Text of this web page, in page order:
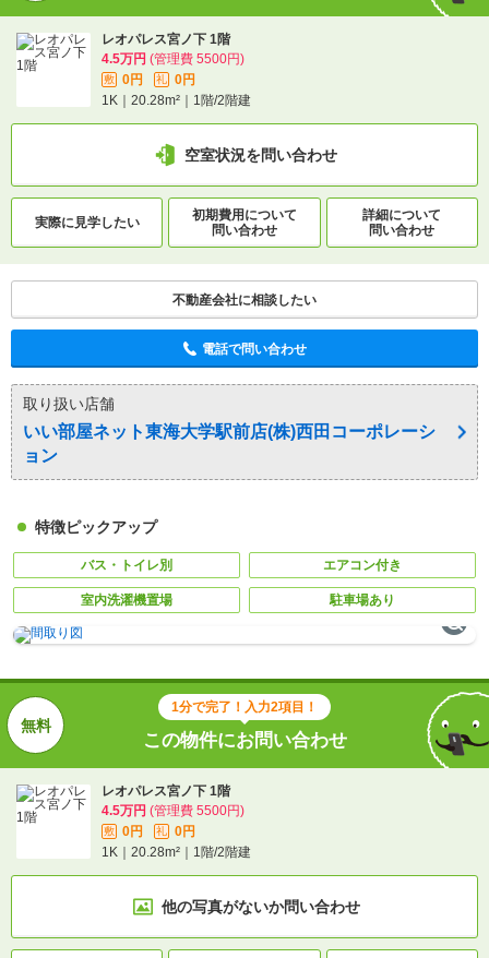
レオパレス宮ノ下 1階
4.5万円 (管理費 5500円)
敷 0円 礼
0円
1K｜20.28m²｜1階/2階建
空室状況を問い合わせ
実際に見学したい
初期費用について
問い合わせ
詳細について
問い合わせ
不動産会社に相談したい
電話で問い合わせ
取り扱い店舗
いい部屋ネット東海大学駅前店(株)西田コーポレーシ
ョン
特徴ピックアップ
バス・トイレ別 エアコン付き
室内洗濯機置場 駐車場あり
1分で完了！入力2項目！
この物件にお問い合わせ
レオパレス宮ノ下 1階
4.5万円 (管理費 5500円)
敷 0円 礼
0円
1K｜20.28m²｜1階/2階建
他の写真がないか問い合わせ